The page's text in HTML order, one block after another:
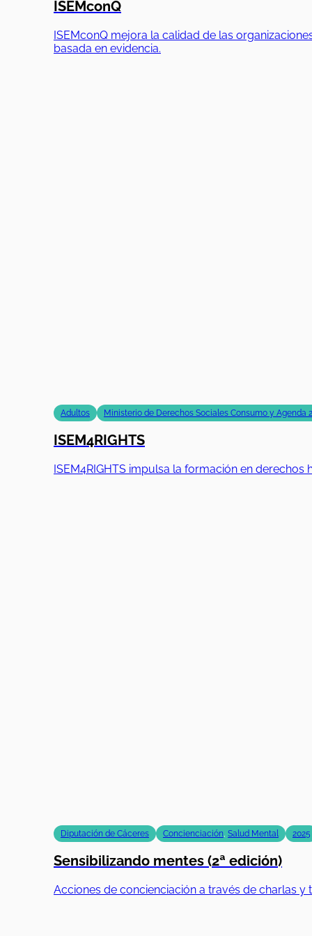
ISEMconQ
ISEMconQ mejora la calidad de las
basada en evidencia.
Adultos Ministerio de Derechos Sociales Consumo y Agenda
ISEM4RIGHTS
ISEM4RIGHTS impulsa la formación en
Diputación de Cáceres Concienciación, Salud Mental 2025
Sensibilizando mentes (2ª edición)
Acciones de concienciación a través de charlas